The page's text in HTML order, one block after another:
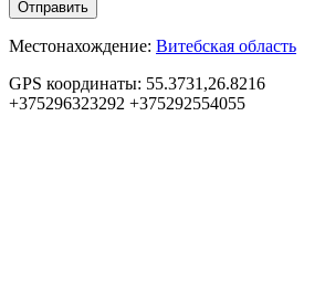
Местонахождение: Витебская область
GPS координаты: 55.3731,26.8216
+375296323292 +375292554055